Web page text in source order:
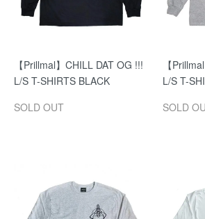
【Prillmal】CHILL DAT OG !!!
L/S T-SHIRTS BLACK
SOLD OUT
【
L/S T-
SOLD